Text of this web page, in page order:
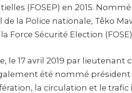
(FOSEP) en 2015.
la Police nationale, Têko
Sécurité Election (FOSE)
le 17 avril 2019 par lieutenant
été nommé président
la circulation et le trafic